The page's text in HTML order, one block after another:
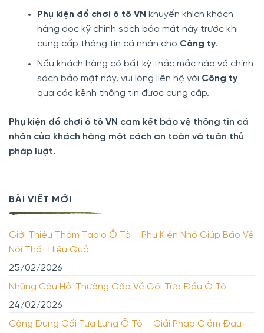
Phụ kiện đồ chơi ô tô VN khuyến khích khách
hàng đọc kỹ chính sách bảo mật này trước khi
cung cấp thông tin cá nhân cho Công ty.
Nếu khách hàng có bất kỳ thắc mắc nào về chính
sách bảo mật này, vui lòng liên hệ với Công ty
qua các kênh thông tin được cung cấp.
Phụ kiện đồ chơi ô tô VN cam kết bảo vệ thông tin cá
nhân của khách hàng một cách an toàn và tuân thủ
pháp luật.
BÀI VIẾT MỚI
Giới Thiệu Thảm Taplo Ô Tô – Phụ Kiện Nhỏ Giúp Bảo Vệ
Nội Thất Hiệu Quả
25/02/2026
Những Câu Hỏi Thường Gặp Về Gối Tựa Đầu Ô Tô
24/02/2026
Công Dụng Gối Tựa Lưng Ô Tô – Giải Pháp Giảm Đau